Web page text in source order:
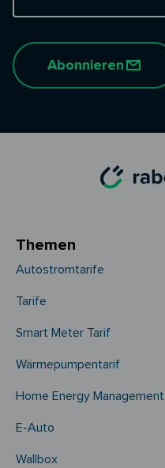
Abonnieren
Themen
Autostromtarife
Tarife
Smart Meter Tarif
Wärmepumpentarif
Home Energy Management
E-Auto
Wallbox